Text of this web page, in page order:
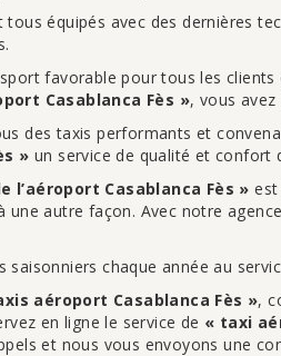
tous équipés avec des dernières
favorable pour tous les clients
Casablanca Fès », vous
des taxis performants et
» un service de qualité et confort
l’aéroport Casablanca Fès » est
autre façon. Avec notre
chaque année au
aéroport Casablanca Fès »,
en ligne le service de « taxi
et nous vous envoyons une